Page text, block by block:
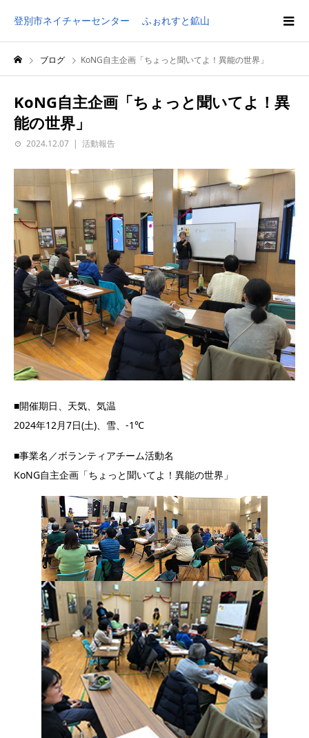
登別市ネイチャーセンター ふぉれすと鉱山
ブログ KoNG自主企画「ちょっと聞いてよ！異能の世界」
KoNG自主企画「ちょっと聞いてよ！異
能の世界」
2024.12.07 活動報告
■開催期日、天気、気温
2024年12月7日(土)、雪、-1℃
■事業名／ボランティアチーム活動名
KoNG自主企画「ちょっと聞いてよ！異能の世界」